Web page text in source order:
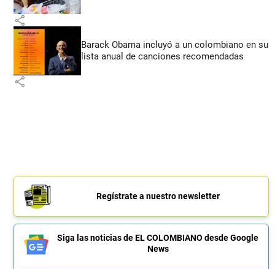
share
Barack Obama incluyó a un colombiano en su
lista anual de canciones recomendadas
share
Regístrate a nuestro newsletter
Siga las noticias de EL COLOMBIANO desde Google
News